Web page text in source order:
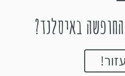
באיסלנד?